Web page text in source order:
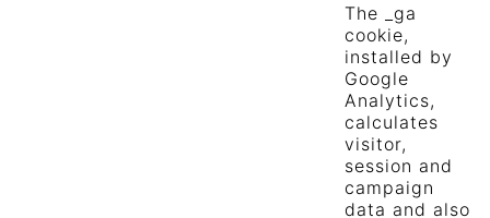
The _ga
cookie,
installed by
Google
Analytics,
calculates
visitor,
session and
campaign
data and also